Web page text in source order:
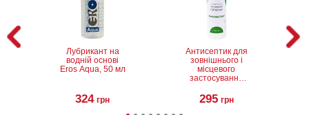
Лубрикант на
водній основі
Eros Aqua, 50 мл
324 грн
Антисептик для
зовнішнього і
місцевого
застосування
(0,1% водний
розчин
295 грн